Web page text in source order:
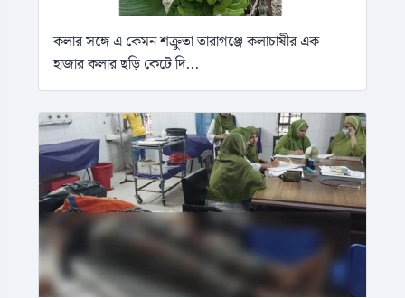
কলার সঙ্গে এ কেমন শক্রুতা তারাগঞ্জে কলাচাষীর এক
হাজার কলার ছড়ি কেটে দি...